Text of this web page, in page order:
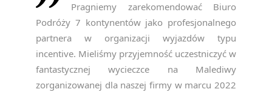
Pragniemy zarekomendować Biuro
Podróży 7 kontynentów jako profesjonalnego
partnera w organizacji wyjazdów typu
incentive. Mieliśmy przyjemność uczestniczyć w
fantastycznej wycieczce na Malediwy
zorganizowanej dla naszej firmy w marcu 2022